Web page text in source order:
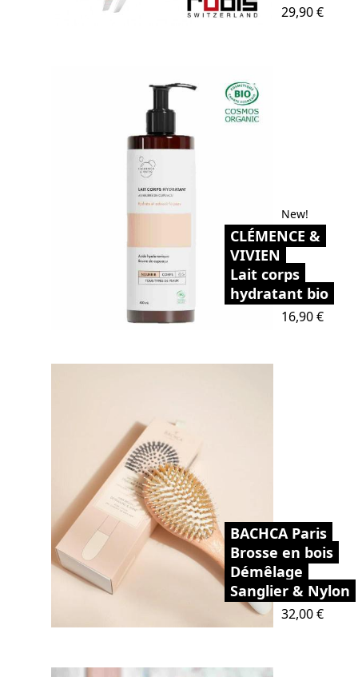
Prix
29,90 €
New!
CLÉMENCE &
VIVIEN
Lait corps
hydratant bio
Prix
16,90 €
BACHCA Paris
Brosse en bois
Démêlage
Sanglier & Nylon
Prix
32,00 €